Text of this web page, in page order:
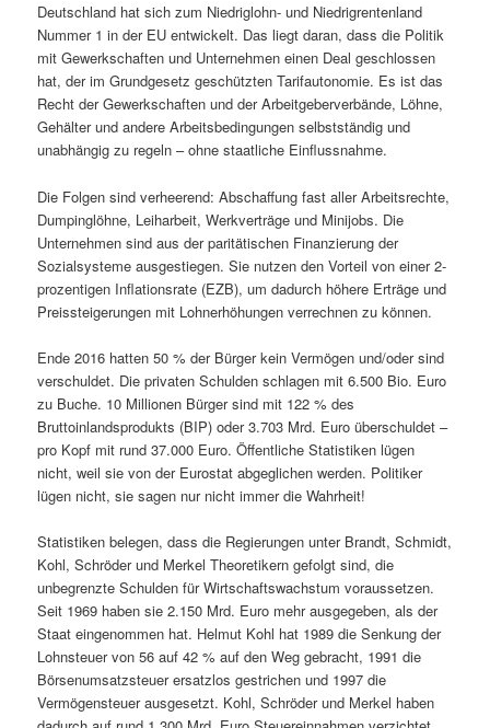
Deutschland hat sich zum Niedriglohn- und Niedrigrentenland
Nummer 1 in der EU entwickelt. Das liegt daran, dass die Politik
mit Gewerkschaften und Unternehmen einen Deal geschlossen
hat, der im Grundgesetz geschützten Tarifautonomie. Es ist das
Recht der Gewerkschaften und der Arbeitgeberverbände, Löhne,
Gehälter und andere Arbeitsbedingungen selbstständig und
unabhängig zu regeln – ohne staatliche Einflussnahme.
Die Folgen sind verheerend: Abschaffung fast aller Arbeitsrechte,
Dumpinglöhne, Leiharbeit, Werkverträge und Minijobs. Die
Unternehmen sind aus der paritätischen Finanzierung der
Sozialsysteme ausgestiegen. Sie nutzen den Vorteil von einer 2-
prozentigen Inflationsrate (EZB), um dadurch höhere Erträge und
Preissteigerungen mit Lohnerhöhungen verrechnen zu können.
Ende 2016 hatten 50 % der Bürger kein Vermögen und/oder sind
verschuldet. Die privaten Schulden schlagen mit 6.500 Bio. Euro
zu Buche. 10 Millionen Bürger sind mit 122 % des
Bruttoinlandsprodukts (BIP) oder 3.703 Mrd. Euro überschuldet –
pro Kopf mit rund 37.000 Euro. Öffentliche Statistiken lügen
nicht, weil sie von der Eurostat abgeglichen werden. Politiker
lügen nicht, sie sagen nur nicht immer die Wahrheit!
Statistiken belegen, dass die Regierungen unter Brandt, Schmidt,
Kohl, Schröder und Merkel Theoretikern gefolgt sind, die
unbegrenzte Schulden für Wirtschaftswachstum voraussetzen.
Seit 1969 haben sie 2.150 Mrd. Euro mehr ausgegeben, als der
Staat eingenommen hat. Helmut Kohl hat 1989 die Senkung der
Lohnsteuer von 56 auf 42 % auf den Weg gebracht, 1991 die
Börsenumsatzsteuer ersatzlos gestrichen und 1997 die
Vermögensteuer ausgesetzt. Kohl, Schröder und Merkel haben